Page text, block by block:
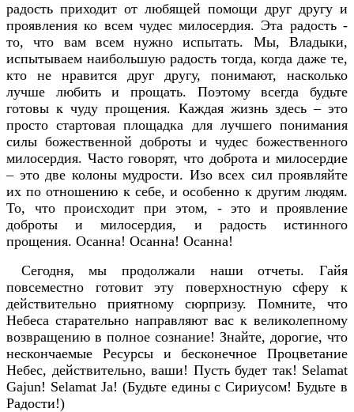
радость приходит от любящей помощи друг другу и
проявления ко всем чудес милосердия. Эта радость -
то, что вам всем нужно испытать. Мы, Владыки,
испытываем наибольшую радость тогда, когда даже те,
кто не нравится друг другу, понимают, насколько
лучше любить и прощать. Поэтому всегда будьте
готовы к чуду прощения. Каждая жизнь здесь – это
просто стартовая площадка для лучшего понимания
силы божественной доброты и чудес божественного
милосердия. Часто говорят, что доброта и милосердие
– это две колоны мудрости. Изо всех сил проявляйте
их по отношению к себе, и особенно к другим людям.
То, что происходит при этом, - это и проявление
доброты и милосердия, и радость истинного
прощения. Осанна! Осанна! Осанна!
Сегодня, мы продолжали наши отчеты. Гайя
повсеместно готовит эту поверхностную сферу к
действительно приятному сюрпризу. Помните, что
Небеса старательно направляют вас к великолепному
возвращению в полное сознание! Знайте, дорогие, что
нескончаемые Ресурсы и бесконечное Процветание
Небес, действительно, ваши! Пусть будет так! Selamat
Gajun! Selamat Ja! (Будьте едины с Сириусом! Будьте в
Радости!)